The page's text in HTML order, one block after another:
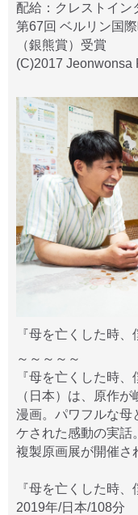
配給：クレストイン
第67回 ベルリン国
（銀熊賞）受賞
(C)2017 Jeonwonsa
『母を亡くした時
～～～～～
『母を亡くした時
（日本）は、原作
漫画。パワフルな母
ケされた感動の実話
複製原画展が開催さ
『母を亡くした時
2019年/日本/108分